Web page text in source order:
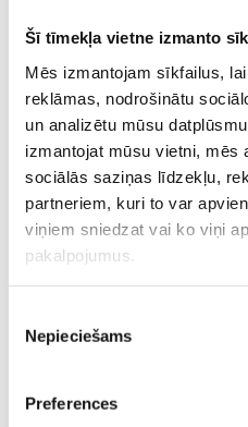
Šī tīmekļa vietne izmanto
Mēs izmantojam sīkfailus,
reklāmas, nodrošinātu
un analizētu mūsu
izmantojat mūsu vietni, mēs
sociālās saziņas līdzekļu,
partneriem, kuri to var
viņiem sniedzat vai ko viņi
pakalpojumus.
izvēle
Nepieciešams
Preferences
ARTIKULS
RAŽOTĀJA KODS
PIEGĀDES LAIKS, JA PRECE NAV
NOLIKTAVĀ RĪGĀ
APRAKSTS
YUASA ražotās akumulatoru
svina-skābes baterijas ar saistītu
gadi pie darba temperatūras 25 C